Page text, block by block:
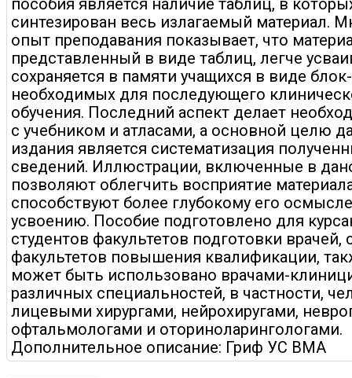
пособия является наличие таблиц, в
синтезирован весь излагаемый материал.
опыт преподавания показывает, что
представленный в виде таблиц, легче
сохраняется в памяти учащихся в виде
необходимых для последующего
обучения. Последний аспект делает
с учебником и атласами, а основной целю
издания является систематизация
сведений. Иллюстрации, включенные в
позволяют облегчить восприятие
способствуют более глубокому его
усвоению. Пособие подготовлено для
студентов факультетов подготовки врачей,
факультетов повышения квалификации,
может быть использовано врачами-
различных специальностей, в частности,
лицевыми хирургами, нейрохиругами,
офтальмологами и оториноларингологами.
Дополнительное описание: Гриф УС ВМА